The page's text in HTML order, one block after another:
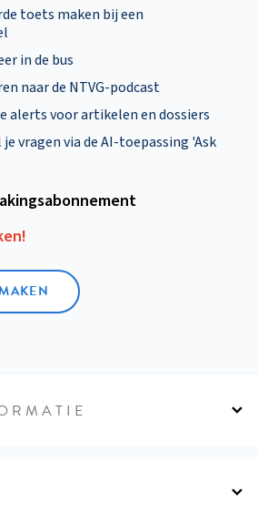
toets maken bij een
in de bus
naar de NTVG-podcast
alerts voor artikelen en dossiers
vragen via de AI-toepassing 'Ask